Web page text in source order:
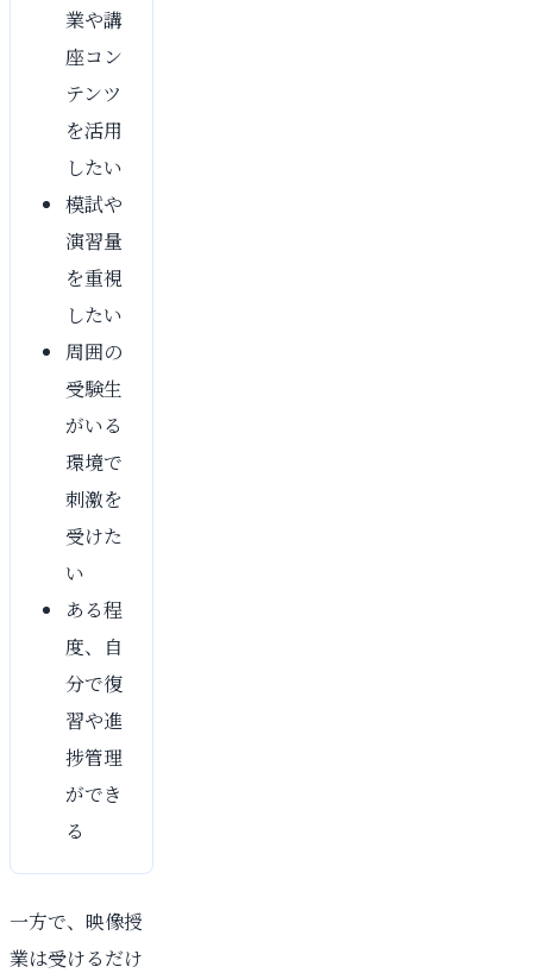
業や講
座コン
テンツ
を活用
したい
模試や
演習量
を重視
したい
周囲の
受験生
がいる
環境で
刺激を
受けた
い
ある程
度、自
分で復
習や進
捗管理
ができ
る
一方で、映像授
業は受けるだけ